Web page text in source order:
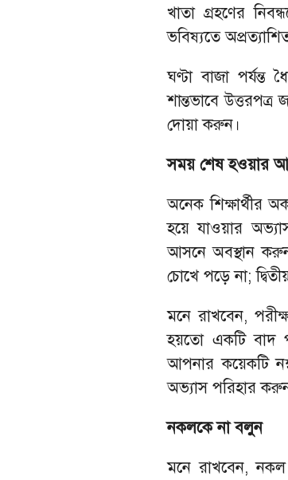
খাতা গ্রহণের
ভবিষ্যতে
ঘণ্টা বাজা পর্যন্ত
শান্তভাবে
দোয়া করুন।
সময় শেষ হওয়ার
অনেক শিক্ষার্থীর
হয়ে যাওয়ার
আসনে অবস্থান
চোখে পড়ে না;
মনে রাখবেন,
হয়তো একটি বাদ
আপনার কয়েকটি
অভ্যাস পরিহার
নকলকে না বলুন
মনে রাখবেন,